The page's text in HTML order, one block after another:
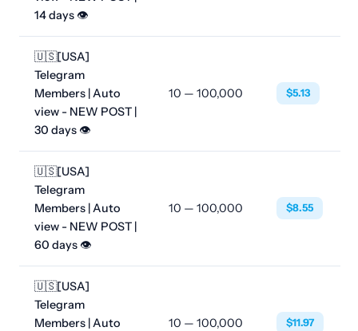
14 days 👁
🇺🇸[USA]
Telegram
Members | Auto
view - NEW POST |
30 days 👁
10 — 100,000 $5.13
🇺🇸[USA]
Telegram
Members | Auto
view - NEW POST |
60 days 👁
10 — 100,000 $8.55
🇺🇸[USA]
Telegram
Members | Auto
10 — 100,000 $11.97